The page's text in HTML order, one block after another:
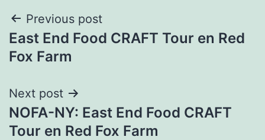
Navegación
de
Previous post
East End Food CRAFT Tour en Red
Fox Farm
Next post
NOFA-NY: East End Food CRAFT
Tour en Red Fox Farm